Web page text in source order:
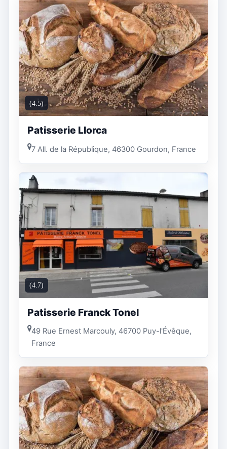
(4.5)
Patisserie Llorca
7 All. de la République, 46300 Gourdon, France
(4.7)
Patisserie Franck Tonel
49 Rue Ernest Marcouly, 46700 Puy-l'Évêque,
France